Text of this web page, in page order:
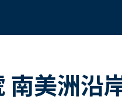
南美洲沿